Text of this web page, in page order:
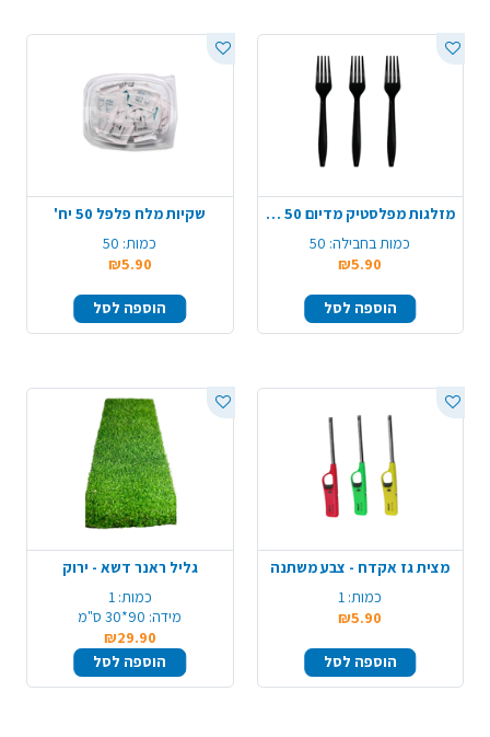
מזלגות מפלסטיק מדיום 50 יח' - שחור
כמות בחבילה: 50
₪5.90
הוספה לסל
שקיות מלח פלפל 50 יח'
כמות: 50
₪5.90
הוספה לסל
מצית גז אקדח - צבע משתנה
כמות: 1
₪5.90
הוספה לסל
גליל ראנר דשא - ירוק
כמות: 1
מידה: 90*30 ס"מ
₪29.90
הוספה לסל